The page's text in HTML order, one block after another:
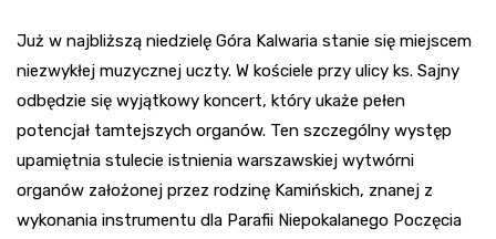
Już w najbliższą niedzielę Góra Kalwaria stanie się miejscem
niezwykłej muzycznej uczty. W kościele przy ulicy ks. Sajny
odbędzie się wyjątkowy koncert, który ukaże pełen
potencjał tamtejszych organów. Ten szczególny występ
upamiętnia stulecie istnienia warszawskiej wytwórni
organów założonej przez rodzinę Kamińskich, znanej z
wykonania instrumentu dla Parafii Niepokalanego Poczęcia